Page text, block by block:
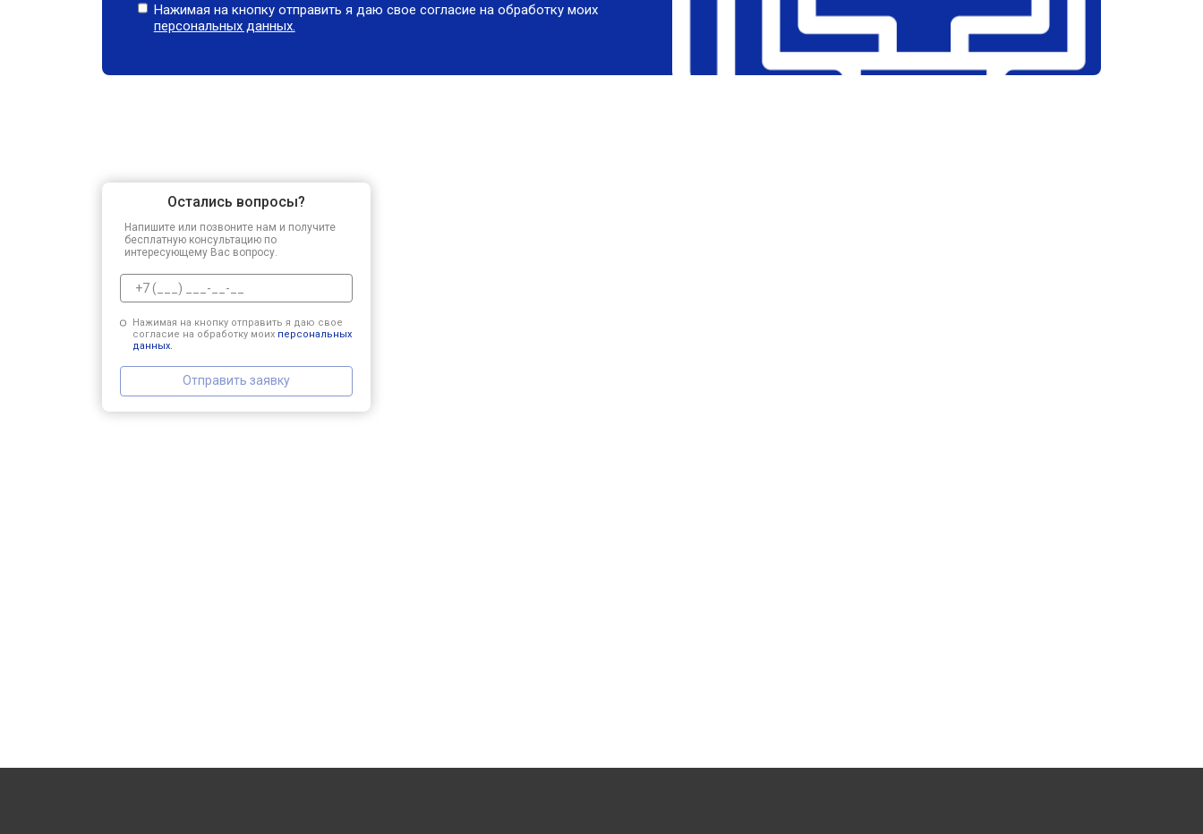
Нажимая на кнопку отправить я даю свое согласие на обработку моих
персональных данных.
Остались вопросы?
Напишите или позвоните нам и получите
бесплатную консультацию по
интересующему Вас вопросу.
Нажимая на кнопку отправить я даю свое
согласие на обработку моих персональных
данных.
Отправить заявку